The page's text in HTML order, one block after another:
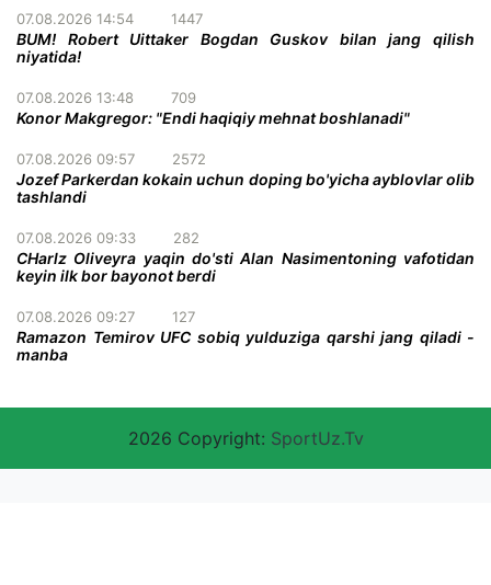
07.08.2026 14:54 1447
BUM! Robert Uittaker Bogdan Guskov bilan jang qilish
niyatida!
07.08.2026 13:48 709
Konor Makgregor: "Endi haqiqiy mehnat boshlanadi"
07.08.2026 09:57 2572
Jozef Parkerdan kokain uchun doping bo'yicha ayblovlar olib
tashlandi
07.08.2026 09:33 282
CHarlz Oliveyra yaqin do'sti Alan Nasimentoning vafotidan
keyin ilk bor bayonot berdi
07.08.2026 09:27 127
Ramazon Temirov UFC sobiq yulduziga qarshi jang qiladi -
manba
2026 Copyright: SportUz.Tv